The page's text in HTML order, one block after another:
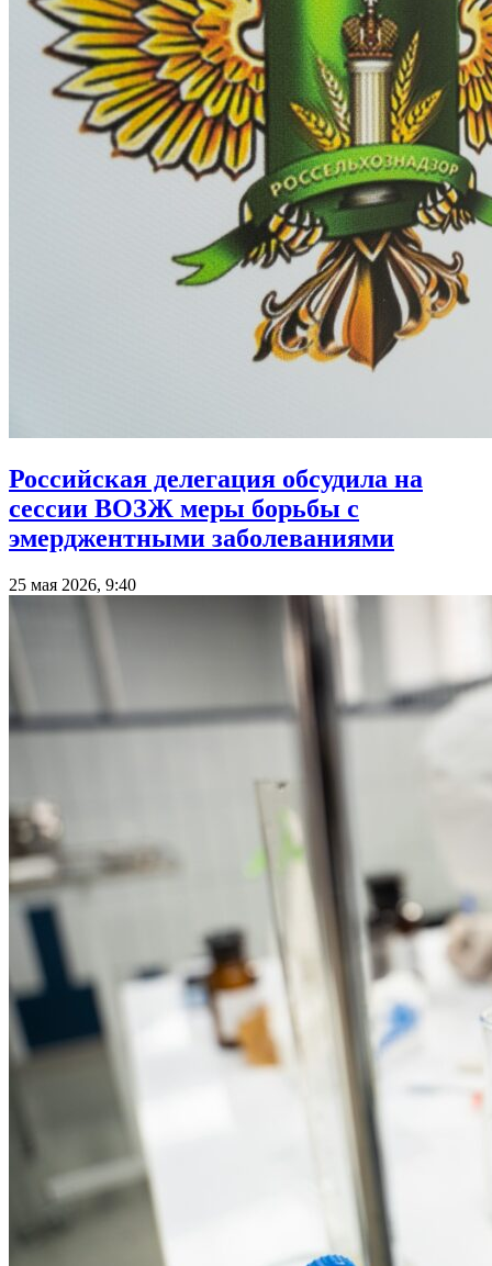
Российская делегация обсудила на
сессии ВОЗЖ меры борьбы с
эмерджентными заболеваниями
25 мая 2026, 9:40